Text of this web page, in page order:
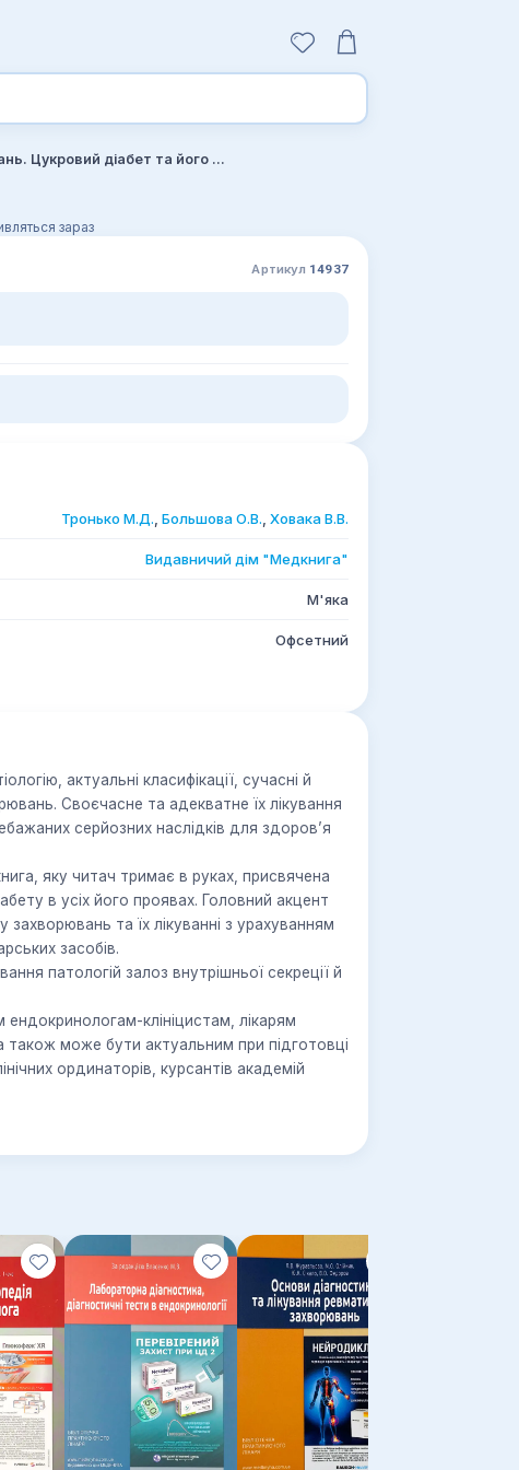
Фармакотерапія ендокринних захворювань. Цукровий діабет та його ускладнення. Книга 1
зараз
Артикул 14937
Тронько М.Д. Большова О.В. Ховака В.В.
Видавничий дім "Медкнига"
М'яка
Офсетний
актуальні класифікації, сучасні й
Своєчасне та адекватне їх лікування
серйозних наслідків для здоров’я
яку читач тримає в руках, присвячена
в усіх його проявах. Головний акцент
захворювань та їх лікуванні з урахуванням
лікарських засобів.
патологій залоз внутрішньої секреції й
клініцистам, лікарям
також може бути актуальним при підготовці
ординаторів, курсантів академій